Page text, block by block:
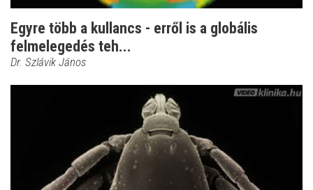
Egyre több a kullancs - erről is a globális
felmelegedés teh...
Dr. Szlávik János